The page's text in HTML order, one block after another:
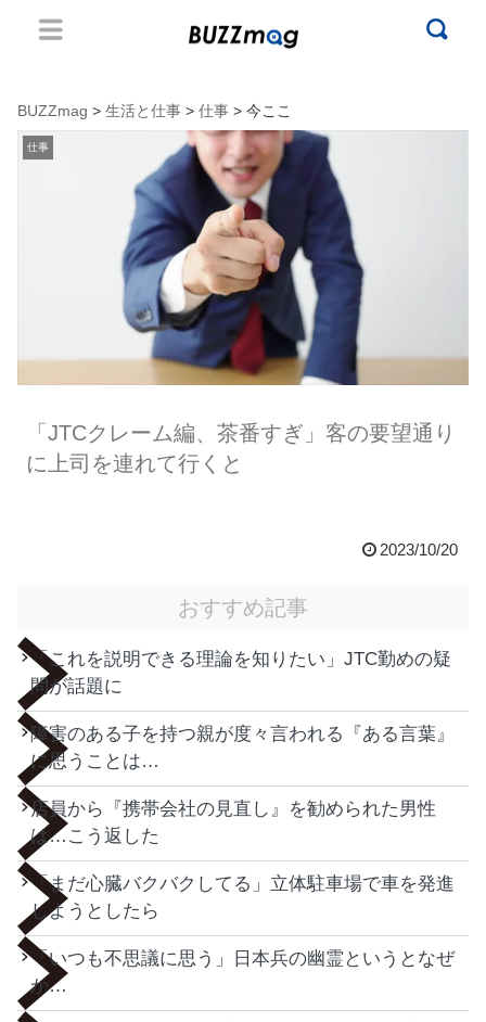
BUZZmag > 生活と仕事 > 仕事 > 今ここ
仕事
「JTCクレーム編、茶番すぎ」客の要望通り
に上司を連れて行くと
2023/10/20
おすすめ記事
「これを説明できる理論を知りたい」JTC勤めの疑
問が話題に
障害のある子を持つ親が度々言われる『ある言葉』
に思うことは…
店員から『携帯会社の見直し』を勧められた男性
は…こう返した
「まだ心臓バクバクしてる」立体駐車場で車を発進
しようとしたら
「いつも不思議に思う」日本兵の幽霊というとなぜ
か…